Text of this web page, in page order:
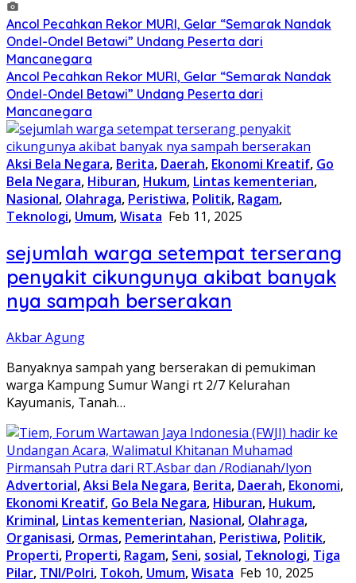
Ancol Pecahkan Rekor MURI, Gelar “Semarak Nandak
Ondel-Ondel Betawi” Undang Peserta dari
Mancanegara
Ancol Pecahkan Rekor MURI, Gelar “Semarak Nandak
Ondel-Ondel Betawi” Undang Peserta dari
Mancanegara
Aksi Bela Negara, Berita, Daerah, Ekonomi Kreatif, Go
Bela Negara, Hiburan, Hukum, Lintas kementerian,
Nasional, Olahraga, Peristiwa, Politik, Ragam,
Teknologi, Umum,Wisata Feb 11, 2025
sejumlah warga setempat terserang
penyakit cikungunya akibat banyak
nya sampah berserakan
Akbar Agung
Banyaknya sampah yang berserakan di pemukiman
warga Kampung Sumur Wangi rt 2/7 Kelurahan
Kayumanis, Tanah…
Advertorial,Aksi Bela Negara, Berita, Daerah, Ekonomi,
Ekonomi Kreatif, Go Bela Negara, Hiburan, Hukum,
Kriminal, Lintas kementerian, Nasional, Olahraga,
Organisasi, Ormas, Pemerintahan, Peristiwa, Politik,
Properti, Properti, Ragam, Seni, sosial, Teknologi, Tiga
Pilar, TNI/Polri, Tokoh, Umum,Wisata Feb 10, 2025